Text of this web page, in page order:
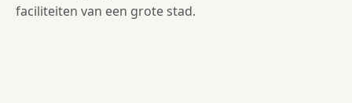
faciliteiten van een grote stad.